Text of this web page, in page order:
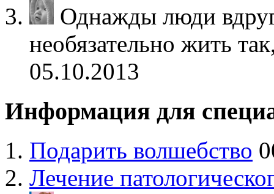
Однажды люди
необязательно жить
05.10.2013
Информация для
Подарить волшебство
Лечение